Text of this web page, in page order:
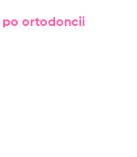
po ortodoncii